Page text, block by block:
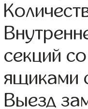
секций
ящиками
Выезд